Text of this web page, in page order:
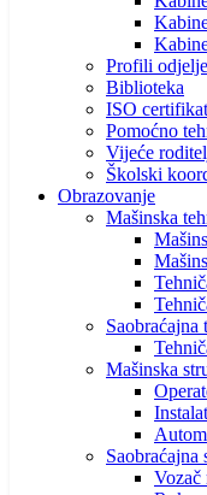
Profili
Biblioteka
ISO certifikat
Pomoćno
Vijeće
Školski
Obrazovanje
Mašinska
Saobraćajna
Mašinska
Saobraćajna
Vozač